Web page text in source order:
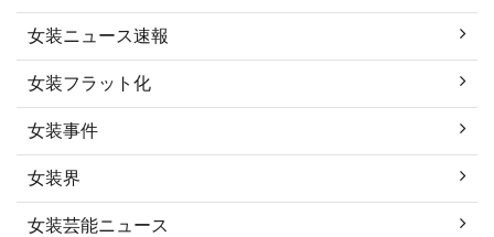
女装ニュース速報
女装フラット化
女装事件
女装界
女装芸能ニュース